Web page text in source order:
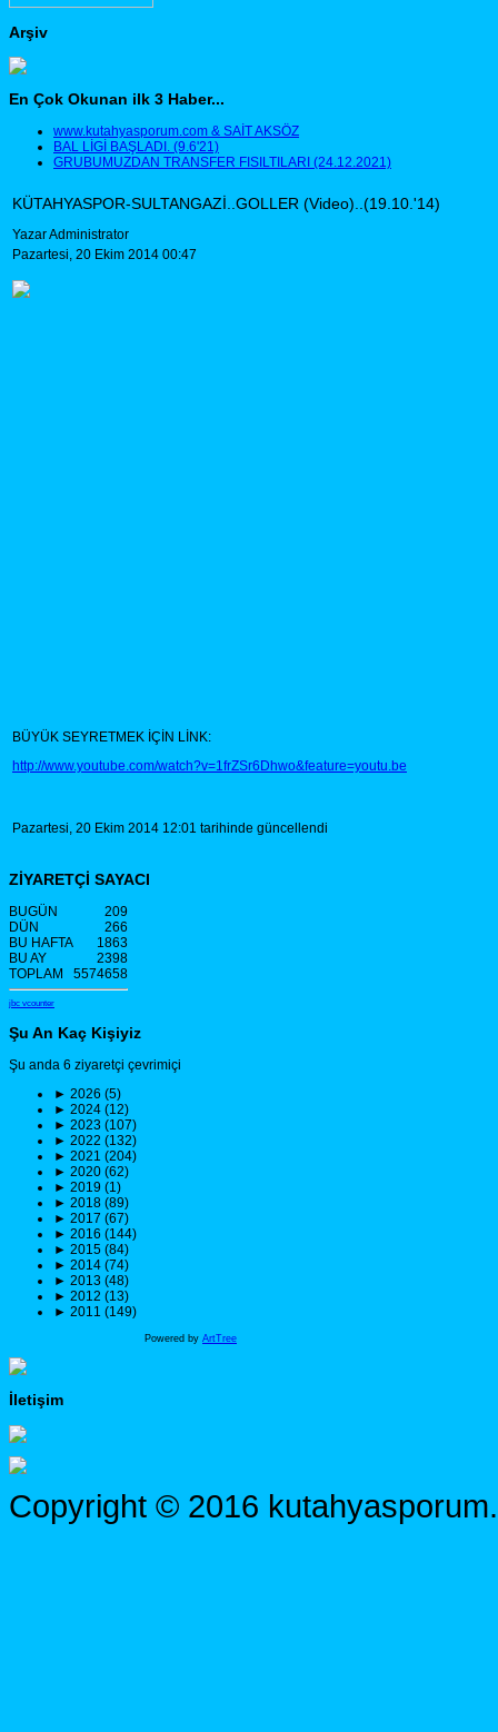
Arşiv
En Çok Okunan ilk 3 Haber...
www.kutahyasporum.com & SAİT AKSÖZ
BAL LİGİ BAŞLADI. (9.6'21)
GRUBUMUZDAN TRANSFER FISILTILARI (24.12.2021)
KÜTAHYASPOR-SULTANGAZİ..GOLLER (Video)..(19.10.'14)
Yazar Administrator
Pazartesi, 20 Ekim 2014 00:47
BÜYÜK SEYRETMEK İÇİN LİNK:
http://www.youtube.com/watch?v=1frZSr6Dhwo&feature=youtu.be
Pazartesi, 20 Ekim 2014 12:01 tarihinde güncellendi
ZİYARETÇİ SAYACI
BUGÜN
209
DÜN
266
BU HAFTA
1863
BU AY
2398
TOPLAM
5574658
jbc vcounter
Şu An Kaç Kişiyiz
Şu anda 6 ziyaretçi çevrimiçi
► 2026 (5)
► 2024 (12)
► 2023 (107)
► 2022 (132)
► 2021 (204)
► 2020 (62)
► 2019 (1)
► 2018 (89)
► 2017 (67)
► 2016 (144)
► 2015 (84)
► 2014 (74)
► 2013 (48)
► 2012 (13)
► 2011 (149)
Powered by ArtTree
İletişim
Copyright © 2016